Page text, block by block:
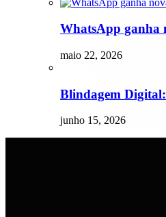
WhatsApp ganha
maio 22, 2026
Blindagem
junho 15, 2026